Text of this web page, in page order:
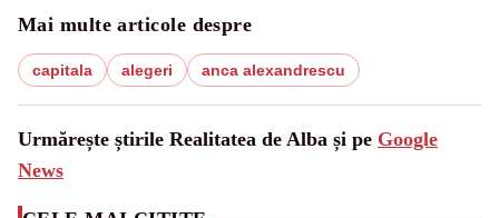
Mai multe articole despre
capitala alegeri anca alexandrescu
Urmărește știrile Realitatea de Alba și pe Google
News